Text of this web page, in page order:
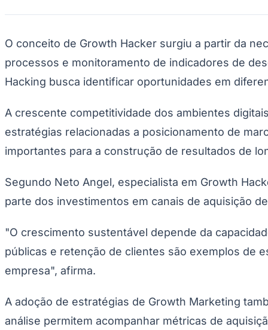
Times - Ir direto
O conceito de Growth Hacker surgiu a partir da
processos e monitoramento de indicadores de
Hacking busca identificar oportunidades em
A crescente competitividade dos ambientes
estratégias relacionadas a posicionamento de
importantes para a construção de resultados de
Segundo Neto Angel, especialista em Growth
parte dos investimentos em canais de aquisição
"O crescimento sustentável depende da
públicas e retenção de clientes são exemplos de
empresa", afirma.
A adoção de estratégias de Growth Marketing
análise permitem acompanhar métricas de